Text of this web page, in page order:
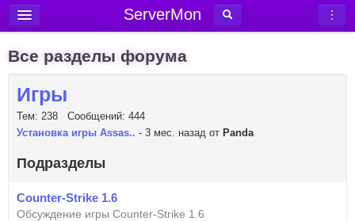
ServerMon
Новости
Блог
Форум
Вход в аккаунт
Все разделы форума
Игры
Тем: 238 Сообщений: 444
Установка игры Assas.. - 3 мес. назад от Panda
Подразделы
Counter-Strike 1.6
Обсуждение игры Counter-Strike 1.6